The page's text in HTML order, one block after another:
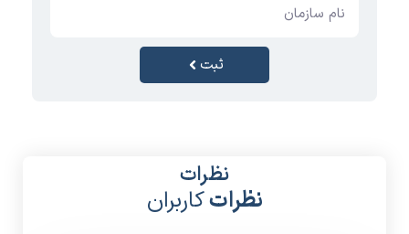
ثبت
نظرات
نظراتکاربران